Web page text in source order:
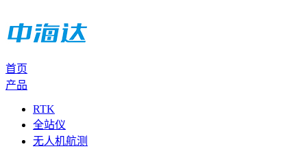
首页
产品
RTK
全站仪
无人机航测